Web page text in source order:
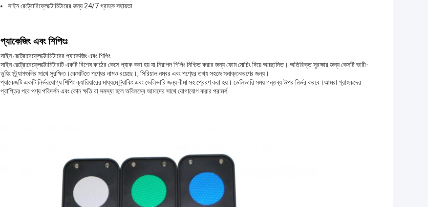
সাইন রেট্রোরিফ্লেক্টোমিটারের জন্য 24/7 গ্রাহক সহায়তা
প্যাকেজিং এবং শিপিংঃ
সাইন রেট্রোরেফ্লেক্টোমিটারের প্যাকেজিং এবং শিপিং
সাইন রেট্রোরেফ্লেক্টোমিটারটি একটি বিশেষ কাঠের কেসে প্যাক করা হয় যা নিরাপদ শিপিং নিশ্চিত করার জন্য ফোম মোচিং দিয়ে আচ্ছাদিত। অতিরিক্ত সুরক্ষার জন্য কেসটি ভারী-
ডুয়িং স্ট্র্যাপগুলির সাথে সুরক্ষিত।কেসটিতে পণ্যের নামও রয়েছে।, সিরিয়াল নম্বর এবং পণ্যের তথ্য সহজে সনাক্তকরণের জন্য।
প্যাকেজটি একটি নির্ভরযোগ্য শিপিং ক্যারিয়ারের মাধ্যমে ট্র্যাকিং এবং ডেলিভারি জন্য বীমা সহ প্রেরণ করা হয়। ডেলিভারি সময় গন্তব্য উপর নির্ভর করবে।আমরা গ্রাহকদের
প্রাপ্তির পরে পণ্য পরিদর্শন এবং কোন ক্ষতি বা সমস্যা হলে অবিলম্বে আমাদের সাথে যোগাযোগ করার পরামর্শ.